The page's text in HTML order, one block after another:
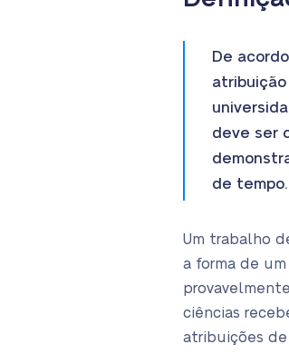
De
deve ser
de tempo.
Um trabalho
a forma de
ciências
atribuições